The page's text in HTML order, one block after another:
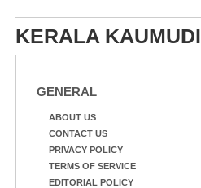
KERALA KAUMUDI
GENERAL
ABOUT US
CONTACT US
PRIVACY POLICY
TERMS OF SERVICE
EDITORIAL POLICY